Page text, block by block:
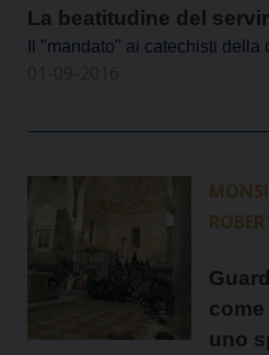
La beatitudine del
Il "mandato" ai catechisti della
uno